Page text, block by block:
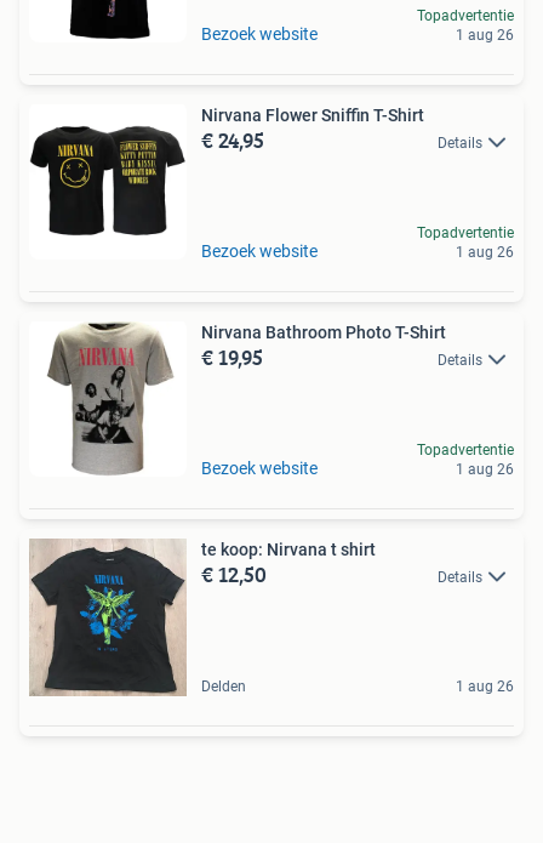
Bezoek website
Topadvertentie
1 aug 26
Nirvana Flower Sniffin T-Shirt
€ 24,95 Details
Bezoek website
Topadvertentie
1 aug 26
Nirvana Bathroom Photo T-Shirt
€ 19,95 Details
Bezoek website
Topadvertentie
1 aug 26
te koop: Nirvana t shirt
€ 12,50 Details
Delden 1 aug 26